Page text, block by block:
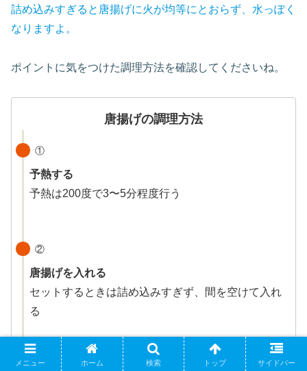
詰め込みすぎると唐揚げに火が均等にとおらず、水っぽく
なりますよ。
ポイントに気をつけた調理方法を確認してくださいね。
唐揚げの調理方法
①
予熱する
予熱は200度で3〜5分程度行う
②
唐揚げを入れる
セットするときは詰め込みすぎず、間を空けて入れ
る
表面をカリカリにしたい場合は、好みで油を塗って
メニュー ホーム 検索 トップ サイドバー